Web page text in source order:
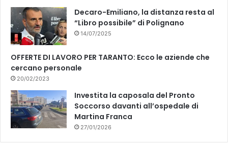
Decaro-Emiliano, la distanza resta al
“Libro possibile” di Polignano
14/07/2025
OFFERTE DI LAVORO PER TARANTO: Ecco le aziende che
cercano personale
20/02/2023
Investita la caposala del Pronto
Soccorso davanti all’ospedale di
Martina Franca
27/01/2026